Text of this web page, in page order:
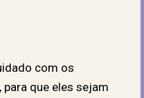
com os
que eles sejam